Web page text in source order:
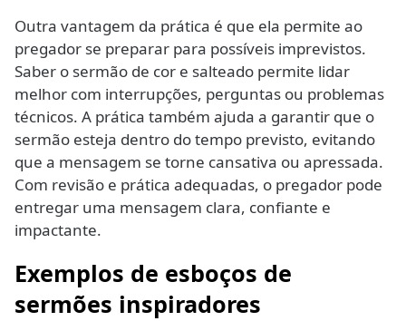
Outra vantagem da prática é que ela permite ao
pregador se preparar para possíveis imprevistos.
Saber o sermão de cor e salteado permite lidar
melhor com interrupções, perguntas ou problemas
técnicos. A prática também ajuda a garantir que o
sermão esteja dentro do tempo previsto, evitando
que a mensagem se torne cansativa ou apressada.
Com revisão e prática adequadas, o pregador pode
entregar uma mensagem clara, confiante e
impactante.
Exemplos de esboços de
sermões inspiradores